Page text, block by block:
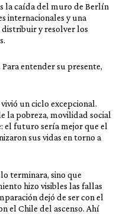
la caída del muro de Berlín
internacionales y una
y resolver los
entender su presente,
un ciclo excepcional.
la pobreza, movilidad social
el futuro sería mejor que el
sus vidas en torno a
terminara, sino que
hizo visibles las fallas
dejó de ser con el
el Chile del ascenso. Ahí